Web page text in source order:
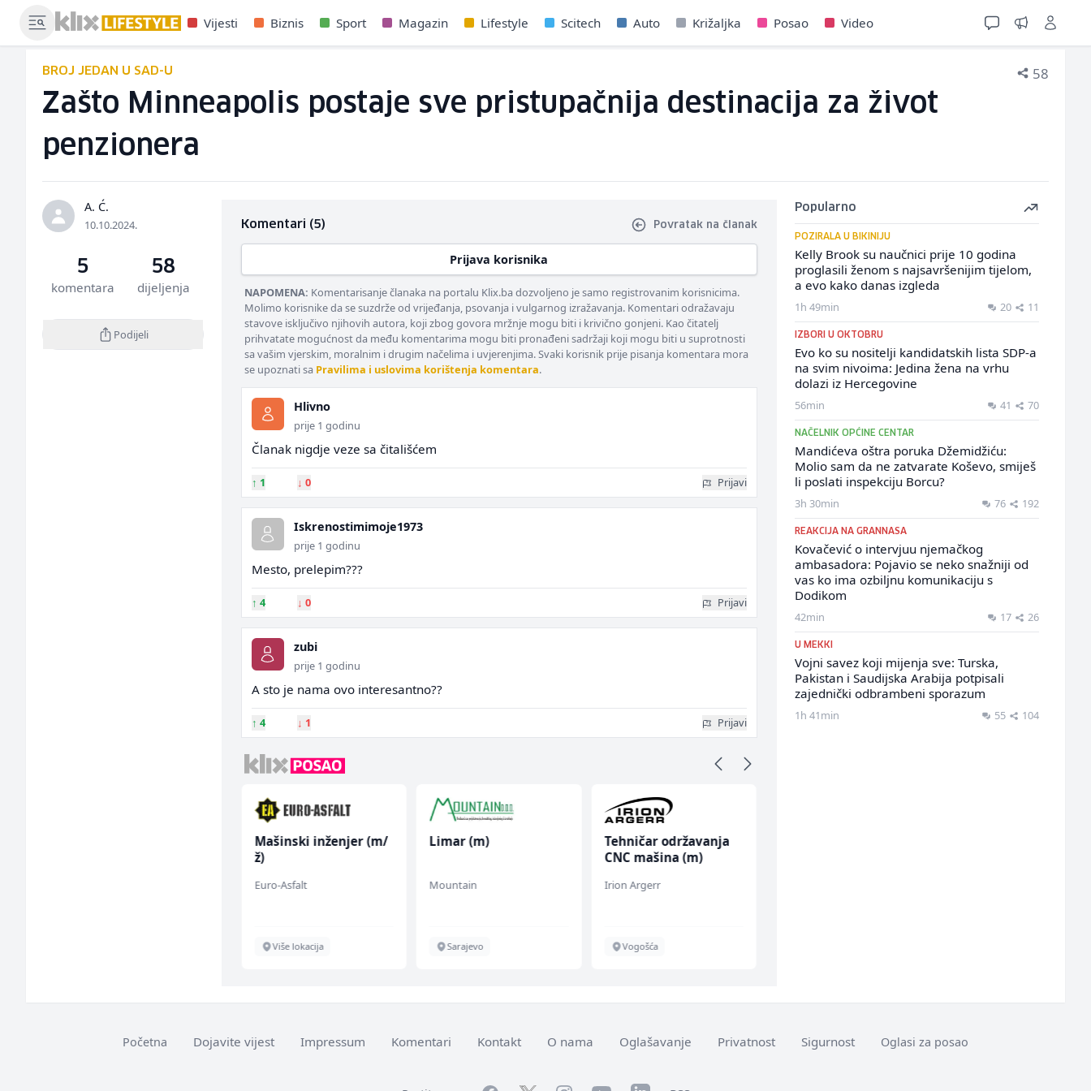
Vijesti Biznis Sport Magazin Lifestyle Scitech Auto Križaljka Posao Video
BROJ JEDAN U SAD-U 58
Zašto Minneapolis postaje sve pristupačnija destinacija za život
penzionera
A. Ć.
10.10.2024.
5
komentara
58
dijeljenja
Podijeli
Komentari (5) Povratak na članak
Prijava korisnika
NAPOMENA: Komentarisanje članaka na portalu Klix.ba dozvoljeno je samo registrovanim korisnicima.
Molimo korisnike da se suzdrže od vrijeđanja, psovanja i vulgarnog izražavanja. Komentari odražavaju
stavove isključivo njihovih autora, koji zbog govora mržnje mogu biti i krivično gonjeni. Kao čitatelj
prihvatate mogućnost da među komentarima mogu biti pronađeni sadržaji koji mogu biti u suprotnosti
sa vašim vjerskim, moralnim i drugim načelima i uvjerenjima. Svaki korisnik prije pisanja komentara mora
se upoznati sa Pravilima i uslovima korištenja komentara.
Hlivno
prije 1 godinu
Članak nigdje veze sa čitališćem
↑ 1 ↓ 0 Prijavi
Iskrenostimimoje1973
prije 1 godinu
Mesto, prelepim???
↑ 4 ↓ 0 Prijavi
zubi
prije 1 godinu
A sto je nama ovo interesantno??
↑ 4 ↓ 1 Prijavi
Mašinski inženjer (m/
ž)
Euro-Asfalt
Više lokacija
Limar (m)
Mountain
Sarajevo
Tehničar održavanja
CNC mašina (m)
Irion Argerr
Vogošća
Popularno
POZIRALA U BIKINIJU
Kelly Brook su naučnici prije 10 godina
proglasili ženom s najsavršenijim tijelom,
a evo kako danas izgleda
1h 49min 20 11
IZBORI U OKTOBRU
Evo ko su nositelji kandidatskih lista SDP-a
na svim nivoima: Jedina žena na vrhu
dolazi iz Hercegovine
56min 41 70
NAČELNIK OPĆINE CENTAR
Mandićeva oštra poruka Džemidžiću:
Molio sam da ne zatvarate Koševo, smiješ
li poslati inspekciju Borcu?
3h 30min 76 192
REAKCIJA NA GRANNASA
Kovačević o intervjuu njemačkog
ambasadora: Pojavio se neko snažniji od
vas ko ima ozbiljnu komunikaciju s
Dodikom
42min 17 26
U MEKKI
Vojni savez koji mijenja sve: Turska,
Pakistan i Saudijska Arabija potpisali
zajednički odbrambeni sporazum
1h 41min 55 104
Početna Dojavite vijest Impressum Komentari Kontakt O nama Oglašavanje Privatnost Sigurnost Oglasi za posao